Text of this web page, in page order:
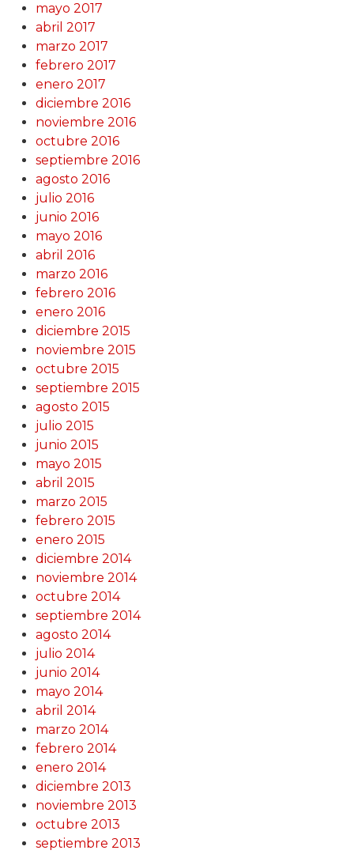
mayo 2017
abril 2017
marzo 2017
febrero 2017
enero 2017
diciembre 2016
noviembre 2016
octubre 2016
septiembre 2016
agosto 2016
julio 2016
junio 2016
mayo 2016
abril 2016
marzo 2016
febrero 2016
enero 2016
diciembre 2015
noviembre 2015
octubre 2015
septiembre 2015
agosto 2015
julio 2015
junio 2015
mayo 2015
abril 2015
marzo 2015
febrero 2015
enero 2015
diciembre 2014
noviembre 2014
octubre 2014
septiembre 2014
agosto 2014
julio 2014
junio 2014
mayo 2014
abril 2014
marzo 2014
febrero 2014
enero 2014
diciembre 2013
noviembre 2013
octubre 2013
septiembre 2013